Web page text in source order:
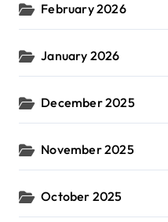
February 2026
January 2026
December 2025
November 2025
October 2025